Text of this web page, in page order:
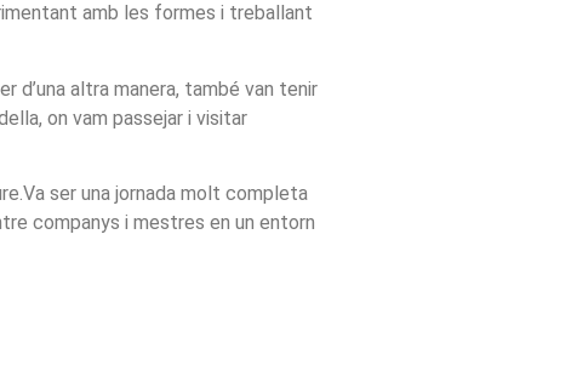
amb les formes i treballant
d’una altra manera, també van tenir
on vam passejar i visitar
ser una jornada molt completa
companys i mestres en un entorn